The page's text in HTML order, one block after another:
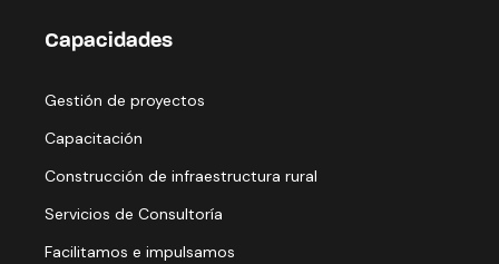
Capacidades
Gestión de proyectos
Capacitación
Construcción de infraestructura rural
Servicios de Consultoría
Facilitamos e impulsamos